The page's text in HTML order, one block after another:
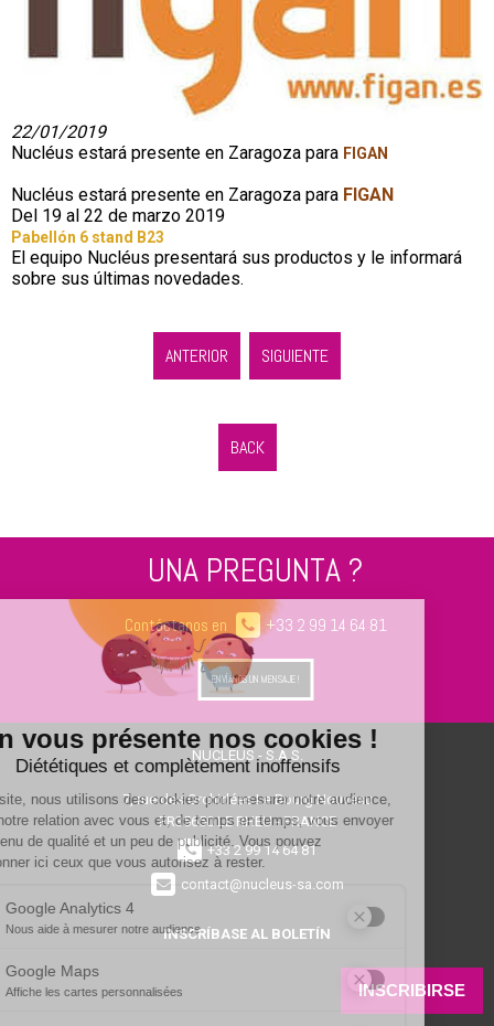
22/01/2019
Nucléus estará presente en Zaragoza para FIGAN
Nucléus estará presente en Zaragoza para FIGAN
Del 19 al 22 de marzo 2019
Pabellón 6 stand B23
El equipo Nucléus presentará sus productos y le informará
sobre sus últimas novedades.
ANTERIOR SIGUIENTE
BACK
UNA PREGUNTA ?
Contáctanos en +33 2 99 14 64 81
ENVÍANOS UN MENSAJE !
NUCLEUS - S.A.S.
7, rue des Orchidées Le Bourg Nouveau
FR35650 LE RHEU - FRANCE
+33 2 99 14 64 81
contact@nucleus-sa.com
INSCRÍBASE AL BOLETÍN
INSCRIBIRSE